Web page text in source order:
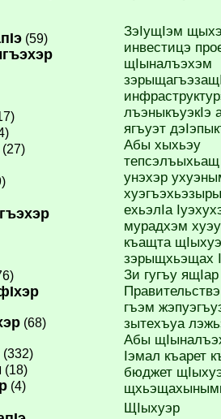
(59)
(27)
(68)
(332)
(18)
(4)
ЗэIущIэм
инвестицэ
щIыналъэхэм
лъэныкъуэкIэ
ягъуэт
Абы хыхьэу
унэхэр
ехьэлIа
мурадхэм
къащта
зэрыщхьэщах
Зи гугъу
гъэм
зыте­хъуа
Абы
Iэмал къарет
бюджет
ЩIыхуэр